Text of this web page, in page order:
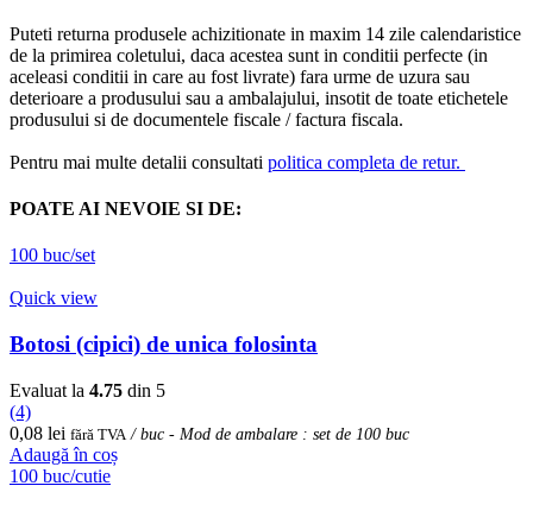
Puteti returna produsele achizitionate in maxim 14 zile calendaristice
de la primirea coletului, daca acestea sunt in conditii perfecte (in
aceleasi conditii in care au fost livrate) fara urme de uzura sau
deterioare a produsului sau a ambalajului, insotit de toate etichetele
produsului si de documentele fiscale / factura fiscala.
Pentru mai multe detalii consultati politica completa de retur.
POATE AI NEVOIE SI DE:
100 buc/set
Quick view
Botosi (cipici) de unica folosinta
Evaluat la 4.75 din 5
(4)
0,08 lei fără TVA / buc - Mod de ambalare : set de 100 buc
Adaugă în coș
100 buc/cutie